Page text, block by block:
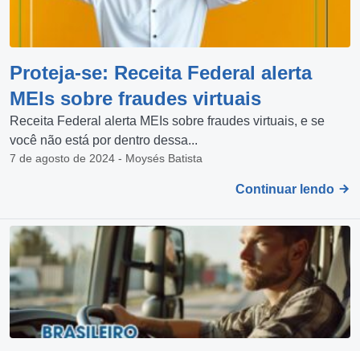
Proteja-se: Receita Federal alerta
MEIs sobre fraudes virtuais
Receita Federal alerta MEIs sobre fraudes virtuais, e se
você não está por dentro dessa...
7 de agosto de 2024 - Moysés Batista
Continuar lendo